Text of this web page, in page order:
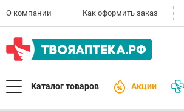
О компании Как оформить заказ
Каталог товаров Акции